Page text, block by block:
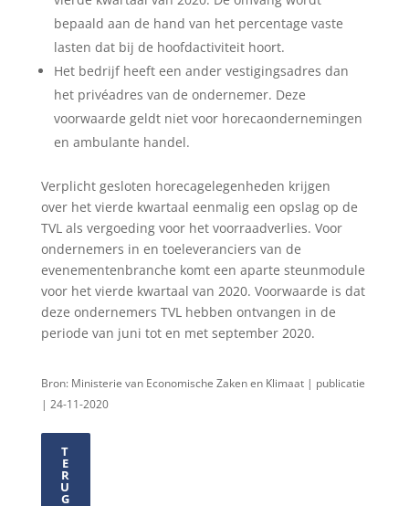
bepaald aan de hand van het percentage vaste
lasten dat bij de hoofdactiviteit hoort.
Het bedrijf heeft een ander vestigingsadres dan
het privéadres van de ondernemer. Deze
voorwaarde geldt niet voor horecaondernemingen
en ambulante handel.
Verplicht gesloten horecagelegenheden krijgen
over het vierde kwartaal eenmalig een opslag op de
TVL als vergoeding voor het voorraadverlies. Voor
ondernemers in en toeleveranciers van de
evenementenbranche komt een aparte steunmodule
voor het vierde kwartaal van 2020. Voorwaarde is dat
deze ondernemers TVL hebben ontvangen in de
periode van juni tot en met september 2020.
Bron: Ministerie van Economische Zaken en Klimaat | publicatie
| 24-11-2020
T
E
R
U
G